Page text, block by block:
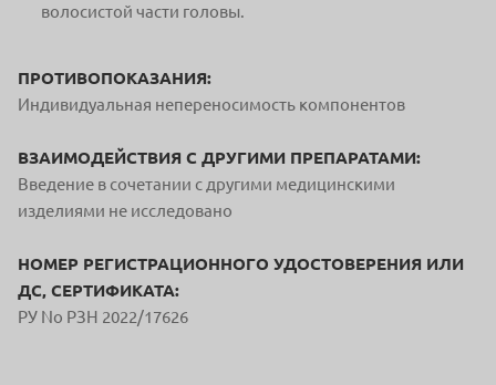
волосистой части головы.
ПРОТИВОПОКАЗАНИЯ:
Индивидуальная непереносимость компонентов
ВЗАИМОДЕЙСТВИЯ С ДРУГИМИ ПРЕПАРАТАМИ:
Введение в сочетании с другими медицинскими
изделиями не исследовано
НОМЕР РЕГИСТРАЦИОННОГО УДОСТОВЕРЕНИЯ ИЛИ
ДС, СЕРТИФИКАТА:
РУ No РЗН 2022/17626